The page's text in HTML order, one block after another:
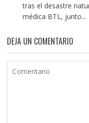
tras el desastre
médica BTL, junto...
DEJA UN COMENTARIO